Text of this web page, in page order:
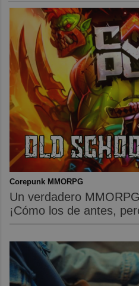
Corepunk MMORPG
Un verdadero
¡Cómo los de antes,